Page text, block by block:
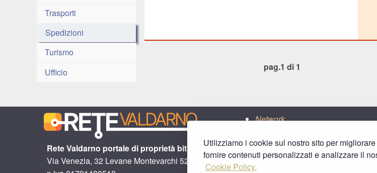
Utilizziamo i cookie sul nostro sito per
fornire contenuti personalizzati e analizzare il
Cookie Policy.
Trasporti
Spedizioni
Turismo
Ufficio
pag.1 di 1
Rete Valdarno portale di proprietà bitit
Via Venezia, 32 Levane Montevarchi 52025 (AR)
Network
RetePrato
ReteArezzo
ReteSiena